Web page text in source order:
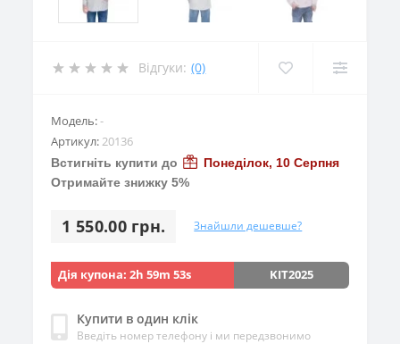
Відгуки: (0)
Модель:-
Артикул: 20136
Встигніть купити до
Понеділок, 10 Серпня
Отримайте знижку 5%
1 550.00 грн. Знайшли дешевше?
Дія купона:2h 59m 53s KIT2025
Купити в один клік
Введіть номер телефону і ми передзвонимо